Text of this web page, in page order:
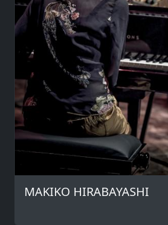
MAKIKO HIRABAYASHI